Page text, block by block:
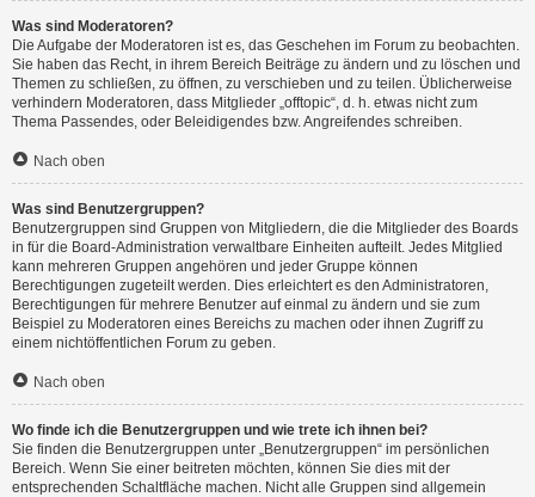
Was sind Moderatoren?
Die Aufgabe der Moderatoren ist es, das Geschehen im Forum zu beobachten.
Sie haben das Recht, in ihrem Bereich Beiträge zu ändern und zu löschen und
Themen zu schließen, zu öffnen, zu verschieben und zu teilen. Üblicherweise
verhindern Moderatoren, dass Mitglieder „offtopic“, d. h. etwas nicht zum
Thema Passendes, oder Beleidigendes bzw. Angreifendes schreiben.
Nach oben
Was sind Benutzergruppen?
Benutzergruppen sind Gruppen von Mitgliedern, die die Mitglieder des Boards
in für die Board-Administration verwaltbare Einheiten aufteilt. Jedes Mitglied
kann mehreren Gruppen angehören und jeder Gruppe können
Berechtigungen zugeteilt werden. Dies erleichtert es den Administratoren,
Berechtigungen für mehrere Benutzer auf einmal zu ändern und sie zum
Beispiel zu Moderatoren eines Bereichs zu machen oder ihnen Zugriff zu
einem nichtöffentlichen Forum zu geben.
Nach oben
Wo finde ich die Benutzergruppen und wie trete ich ihnen bei?
Sie finden die Benutzergruppen unter „Benutzergruppen“ im persönlichen
Bereich. Wenn Sie einer beitreten möchten, können Sie dies mit der
entsprechenden Schaltfläche machen. Nicht alle Gruppen sind allgemein